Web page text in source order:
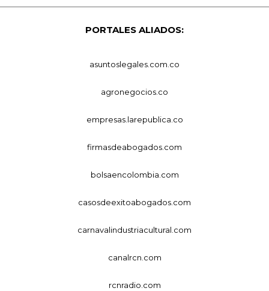
PORTALES ALIADOS:
asuntoslegales.com.co
agronegocios.co
empresas.larepublica.co
firmasdeabogados.com
bolsaencolombia.com
casosdeexitoabogados.com
carnavalindustriacultural.com
canalrcn.com
rcnradio.com